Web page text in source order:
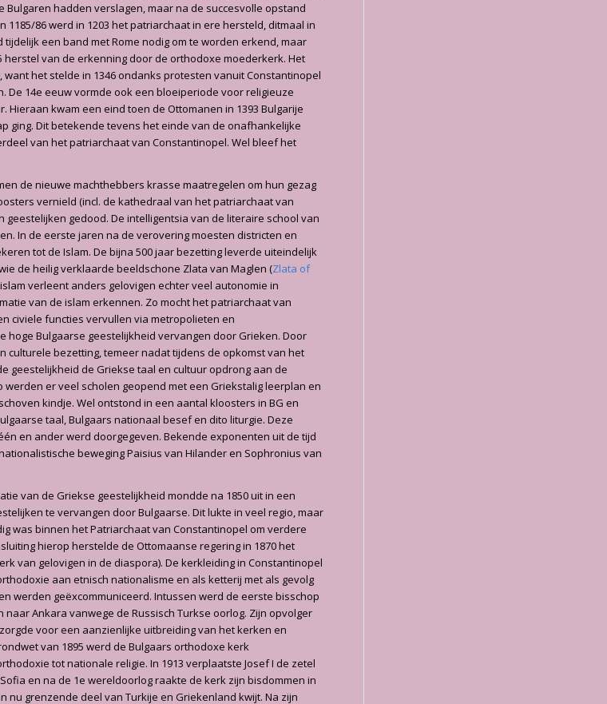
hadden verslagen, maar na de succesvolle opstand
1185/86 werd in 1203 het patriarchaat in ere hersteld, ditmaal in
een band met Rome nodig om te worden erkend, maar
herstel van de erkenning door de orthodoxe moederkerk. Het
het stelde in 1346 ondanks protesten vanuit Constantinopel
De 14e eeuw vormde ook een bloeiperiode voor religieuze
Hieraan kwam een eind toen de Ottomanen in 1393 Bulgarije
ging. Dit betekende tevens het einde van de onafhankelijke
van het patriarchaat van Constantinopel. Wel bleef het
de nieuwe machthebbers krasse maatregelen om hun gezag
vernield (incl. de kathedraal van het patriarchaat van
geestelijken gedood. De intelligentsia van de literaire school van
In de eerste jaren na de verovering moesten districten en
tot de Islam. De bijna 500 jaar bezetting leverde uiteindelijk
de heilig verklaarde beeldschone Zlata van Maglen (Zlata of
verleent anders gelovigen echter veel autonomie in
van de islam erkennen. Zo mocht het patriarchaat van
civiele functies vervullen via metropolieten en
hoge Bulgaarse geestelijkheid vervangen door Grieken. Door
culturele bezetting, temeer nadat tijdens de opkomst van het
geestelijkheid de Griekse taal en cultuur opdrong aan de
er veel scholen geopend met een Griekstalig leerplan en
kindje. Wel ontstond in een aantal kloosters in BG en
taal, Bulgaars nationaal besef en dito liturgie. Deze
en ander werd doorgegeven. Bekende exponenten uit de tijd
beweging Paisius van Hilander en Sophronius van
van de Griekse geestelijkheid mondde na 1850 uit in een
te vervangen door Bulgaarse. Dit lukte in veel regio, maar
was binnen het Patriarchaat van Constantinopel om verdere
hierop herstelde de Ottomaanse regering in 1870 het
van gelovigen in de diaspora). De kerkleiding in Constantinopel
aan etnisch nationalisme en als ketterij met als gevolg
werden geëxcommuniceerd. Intussen werd de eerste bisschop
Ankara vanwege de Russisch Turkse oorlog. Zijn opvolger
voor een aanzienlijke uitbreiding van het kerken en
van 1895 werd de Bulgaars orthodoxe kerk
tot nationale religie. In 1913 verplaatste Josef I de zetel
en na de 1e wereldoorlog raakte de kerk zijn bisdommen in
nu grenzende deel van Turkije en Griekenland kwijt. Na zijn